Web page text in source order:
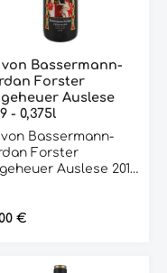
von Bassermann-
Forster
Auslese
- 0,375l
von Bassermann-
Forster
Auslese 2019
Trauben des
Genuss für alle
Preis:
€